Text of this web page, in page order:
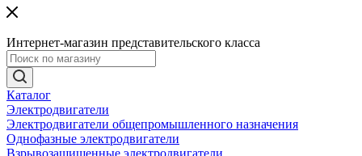
Интернет-магазин представительского класса
Каталог
Электродвигатели
Электродвигатели общепромышленного назначения
Однофазные электродвигатели
Взрывозащищенные электродвигатели